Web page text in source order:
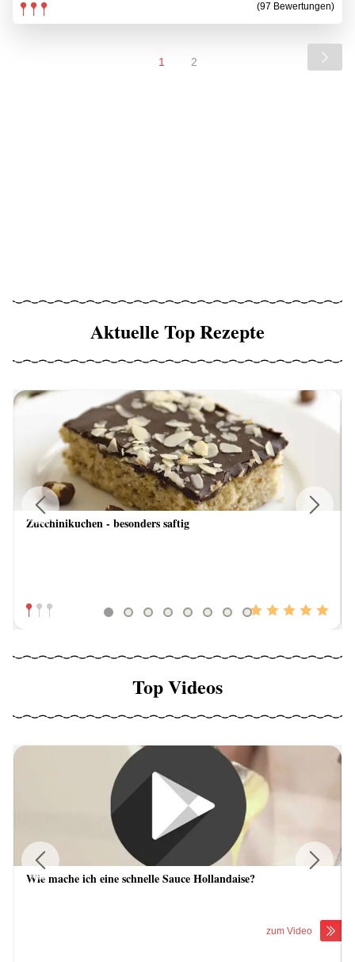
(97 Bewertungen)
1 2
Aktuelle Top Rezepte
Zucchinikuchen - besonders saftig
Previous
Top Videos
Wie mache ich eine schnelle Sauce Hollandaise?
zum Video
Previous